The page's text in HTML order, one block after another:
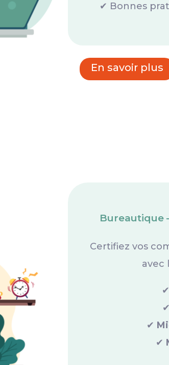
✔ Bonnes
En savoir plus
Bureautique
Certifiez vos
avec
✔
✔
✔
✔